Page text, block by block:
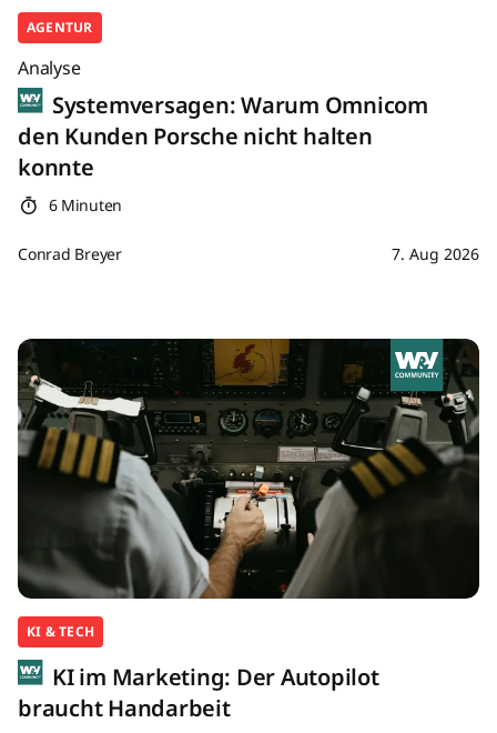
AGENTUR
Analyse
Systemversagen: Warum Omnicom
den Kunden Porsche nicht halten
konnte
6 Minuten
Conrad Breyer 7. Aug 2026
KI & TECH
KI im Marketing: Der Autopilot
braucht Handarbeit